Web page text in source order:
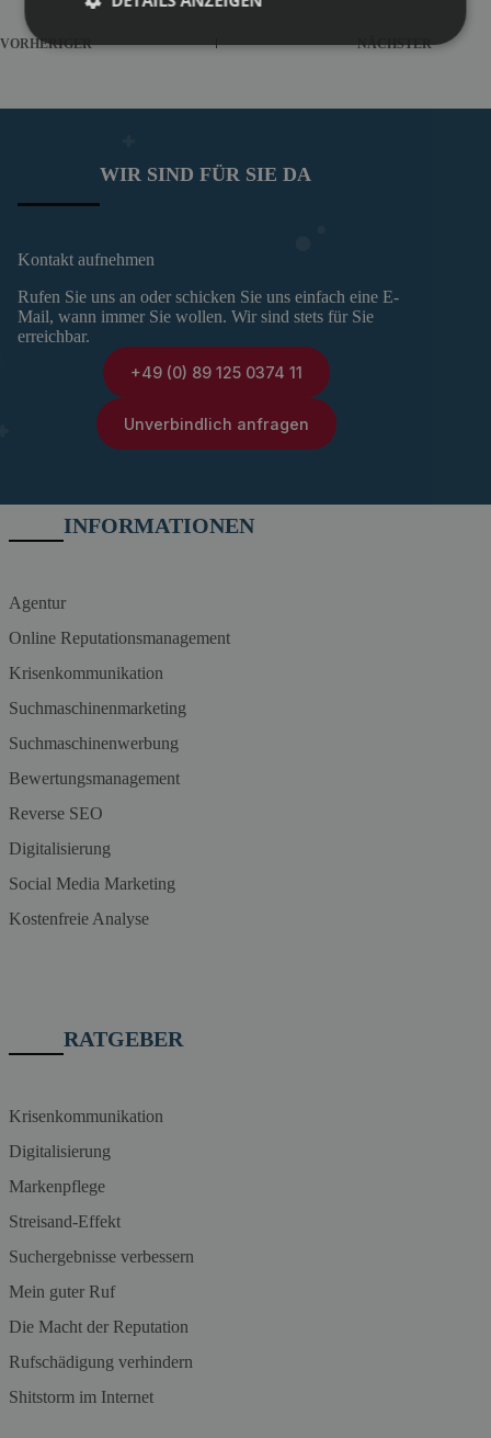
VORHERIGER NÄCHSTER
WIR SIND FÜR SIE DA
Kontakt aufnehmen
Rufen Sie uns an oder schicken Sie uns einfach eine E-
Mail, wann immer Sie wollen. Wir sind stets für Sie
erreichbar.
+49 (0) 89 125 0374 11
Unverbindlich anfragen
INFORMATIONEN
Agentur
Online Reputationsmanagement
Krisenkommunikation
Suchmaschinenmarketing
Suchmaschinenwerbung
Bewertungsmanagement
Reverse SEO
Digitalisierung
Social Media Marketing
Kostenfreie Analyse
RATGEBER
Krisenkommunikation
Digitalisierung
Markenpflege
Streisand-Effekt
Suchergebnisse verbessern
Mein guter Ruf
Die Macht der Reputation
Rufschädigung verhindern
Shitstorm im Internet